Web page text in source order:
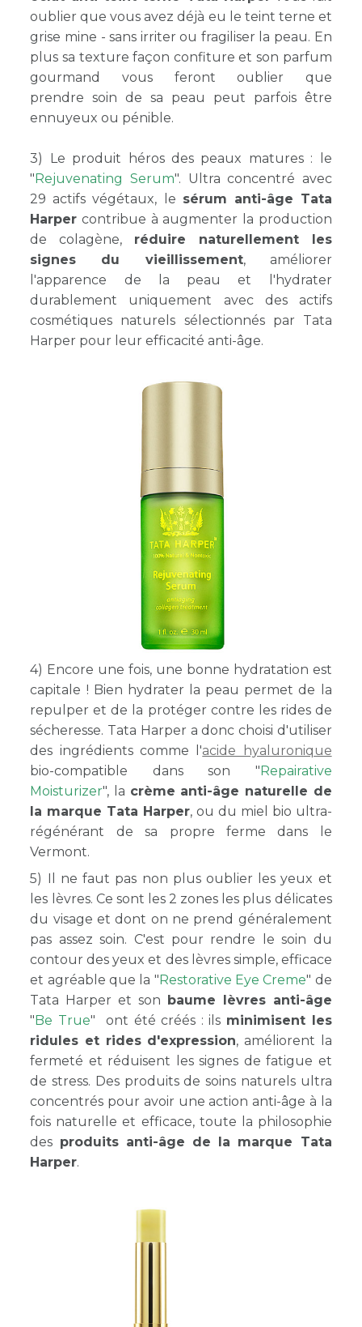
oublier que vous avez déjà eu le teint terne et
grise mine - sans irriter ou fragiliser la peau. En
plus sa texture façon confiture et son parfum
gourmand vous feront oublier que
prendre soin de sa peau peut parfois être
ennuyeux ou pénible.
3) Le produit héros des peaux matures : le
"Rejuvenating Serum". Ultra concentré avec
29 actifs végétaux, le sérum anti-âge Tata
Harper contribue à augmenter la production
de colagène, réduire naturellement les
signes du vieillissement, améliorer
l'apparence de la peau et l'hydrater
durablement uniquement avec des actifs
cosmétiques naturels sélectionnés par Tata
Harper pour leur efficacité anti-âge.
4) Encore une fois, une bonne hydratation est
capitale ! Bien hydrater la peau permet de la
repulper et de la protéger contre les rides de
sécheresse. Tata Harper a donc choisi d'utiliser
des ingrédients comme l'acide hyaluronique
bio-compatible dans son "Repairative
Moisturizer", la crème anti-âge naturelle de
la marque Tata Harper, ou du miel bio ultra-
régénérant de sa propre ferme dans le
Vermont.
5) Il ne faut pas non plus oublier les yeux et
les lèvres. Ce sont les 2 zones les plus délicates
du visage et dont on ne prend généralement
pas assez soin. C'est pour rendre le soin du
contour des yeux et des lèvres simple, efficace
et agréable que la "Restorative Eye Creme" de
Tata Harper et son baume lèvres anti-âge
"Be True" ont été créés : ils minimisent les
ridules et rides d'expression, améliorent la
fermeté et réduisent les signes de fatigue et
de stress. Des produits de soins naturels ultra
concentrés pour avoir une action anti-âge à la
fois naturelle et efficace, toute la philosophie
des produits anti-âge de la marque Tata
Harper.